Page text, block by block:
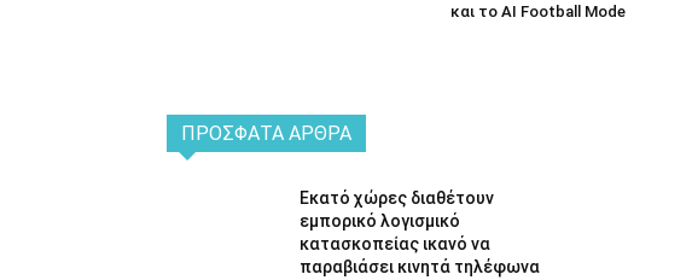
και το AI Football Mode
ΠΡΌΣΦΑΤΑ ΆΡΘΡΑ
Εκατό χώρες διαθέτουν
εμπορικό λογισμικό
κατασκοπείας ικανό να
παραβιάσει κινητά τηλέφωνα